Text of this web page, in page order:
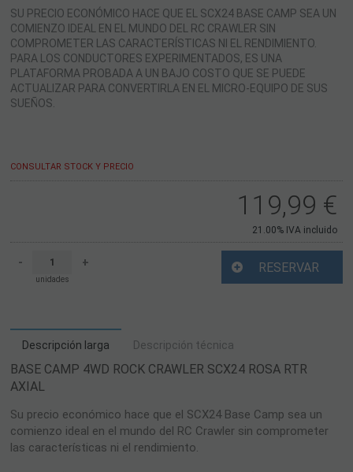
SU PRECIO ECONÓMICO HACE QUE EL SCX24 BASE CAMP SEA UN
COMIENZO IDEAL EN EL MUNDO DEL RC CRAWLER SIN
COMPROMETER LAS CARACTERÍSTICAS NI EL RENDIMIENTO.
PARA LOS CONDUCTORES EXPERIMENTADOS, ES UNA
PLATAFORMA PROBADA A UN BAJO COSTO QUE SE PUEDE
ACTUALIZAR PARA CONVERTIRLA EN EL MICRO-EQUIPO DE SUS
SUEÑOS.
CONSULTAR STOCK Y PRECIO
119,99 €
21.00% IVA incluido
-
unidades
+ RESERVAR
Descripción larga Descripción técnica
BASE CAMP 4WD ROCK CRAWLER SCX24 ROSA RTR
AXIAL
Su precio económico hace que el SCX24 Base Camp sea un
comienzo ideal en el mundo del RC Crawler sin comprometer
las características ni el rendimiento.